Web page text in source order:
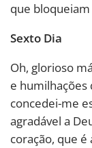
que
Sexto Dia
Oh, glorioso
e humilhações
concedei-me
agradável a
coração, que